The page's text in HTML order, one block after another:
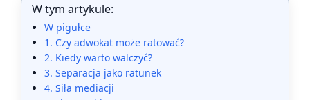
W tym artykule:
W pigułce
1. Czy adwokat może ratować?
2. Kiedy warto walczyć?
3. Separacja jako ratunek
4. Siła mediacji